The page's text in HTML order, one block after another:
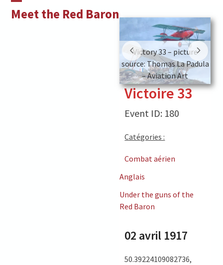
Meet the Red Baron
Open
Close
Victory 33 – picture
source: Thomas La Padula
– Aviation Art
Victoire 33
Event ID: 180
Catégories :
Combat aérien
Anglais
Under the guns of the
Red Baron
02 avril 1917
50.39224109082736,